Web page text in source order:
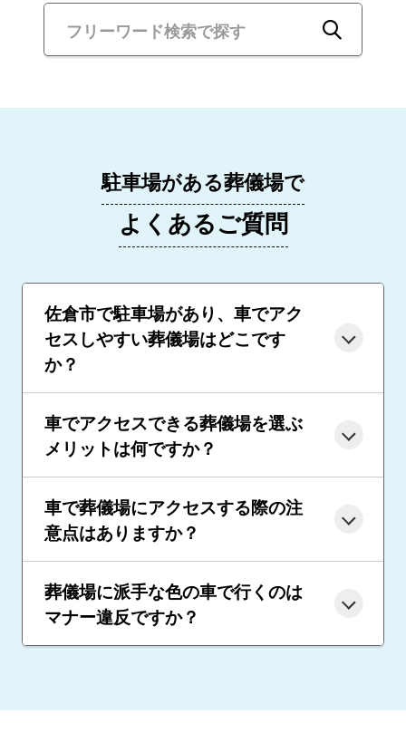
駐車場がある葬儀場で
よくあるご質問
佐倉市で駐車場があり、車でアク
セスしやすい葬儀場はどこです
か？
車でアクセスできる葬儀場を選ぶ
メリットは何ですか？
車で葬儀場にアクセスする際の注
意点はありますか？
葬儀場に派手な色の車で行くのは
マナー違反ですか？